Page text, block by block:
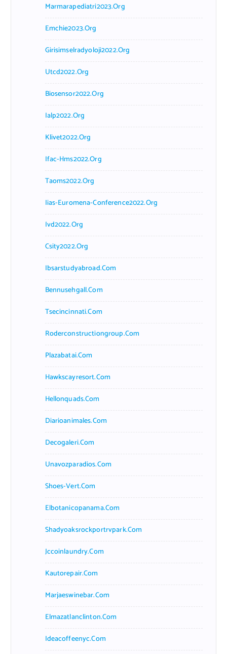
Marmarapediatri2023.org
Emchie2023.org
Girisimselradyoloji2022.org
Utcd2022.org
Biosensor2022.org
Ialp2022.org
Klivet2022.org
Ifac-Hms2022.org
Taoms2022.org
Iias-Euromena-Conference2022.org
Ivd2022.org
Csity2022.org
Ibsarstudyabroad.com
Bennusehgall.com
Tsecincinnati.com
Roderconstructiongroup.com
Plazabatai.com
Hawkscayresort.com
Hellonquads.com
Diarioanimales.com
Decogaleri.com
Unavozparadios.com
Shoes-Vert.com
Elbotanicopanama.com
Shadyoaksrockportrvpark.com
Jccoinlaundry.com
Kautorepair.com
Marjaeswinebar.com
Elmazatlanclinton.com
Ideacoffeenyc.com